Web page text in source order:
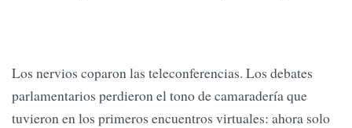
Los nervios coparon las teleconferencias. Los debates
parlamentarios perdieron el tono de camaradería que
tuvieron en los primeros encuentros virtuales: ahora solo